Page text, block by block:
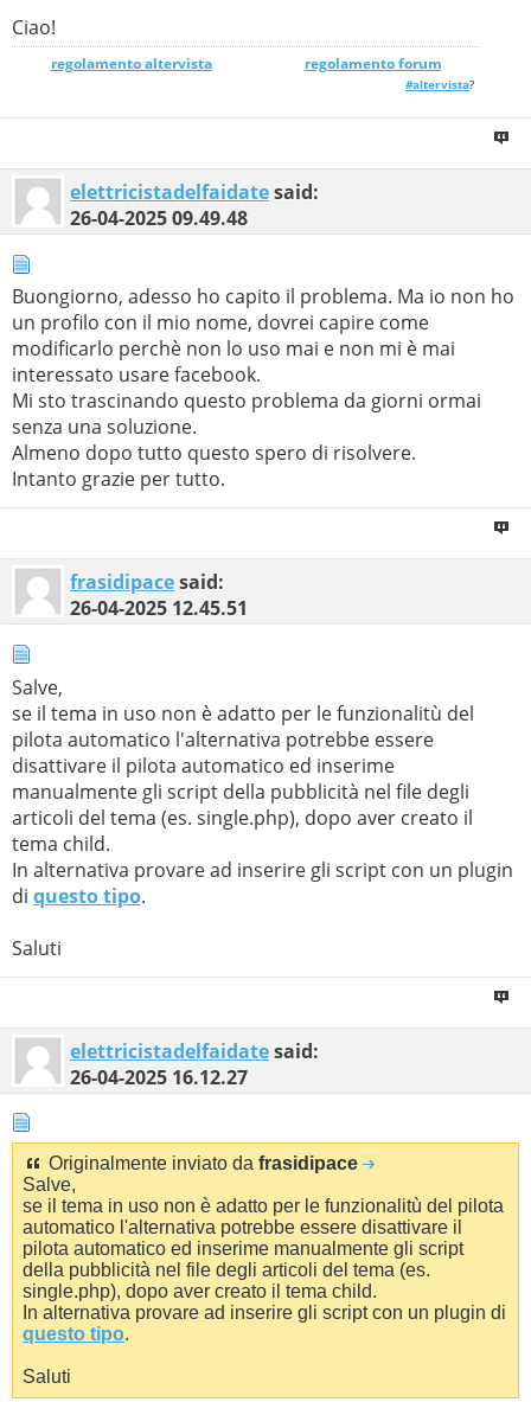
Ciao!
regolamento altervista_______________ regolamento forum
#altervista?
elettricistadelfaidatesaid:
26-04-202509.49.48
Buongiorno, adesso ho capito il problema. Ma io non ho
un profilo con il mio nome, dovrei capire come
modificarlo perchè non lo uso mai e non mi è mai
interessato usare facebook.
Mi sto trascinando questo problema da giorni ormai
senza una soluzione.
Almeno dopo tutto questo spero di risolvere.
Intanto grazie per tutto.
frasidipacesaid:
26-04-2025 12.45.51
Salve,
se il tema in uso non è adatto per le funzionalitù del
pilota automatico l'alternativa potrebbe essere
disattivare il pilota automatico ed inserime
manualmente gli script della pubblicità nel file degli
articoli del tema (es. single.php), dopo aver creato il
tema child.
In alternativa provare ad inserire gli script con un plugin
di questo tipo.
Saluti
elettricistadelfaidatesaid:
26-04-2025 16.12.27
Originalmente inviato da frasidipace
Salve,
se il tema in uso non è adatto per le funzionalitù del pilota
automatico l'alternativa potrebbe essere disattivare il
pilota automatico ed inserime manualmente gli script
della pubblicità nel file degli articoli del tema (es.
single.php), dopo aver creato il tema child.
In alternativa provare ad inserire gli script con un plugin di
questo tipo.
Saluti